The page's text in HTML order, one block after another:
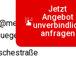
Jetzt
Angebot
anfragen